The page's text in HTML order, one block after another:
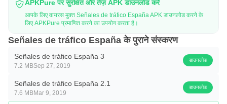
APKPure पर सुरक्षित और तेज़ APK डाउनलोड करें
आपके लिए वायरस मुक्त Señales de tráfico España APK डाउनलोड करने के
लिए APKPure प्रमाणित करने का उपयोग करता है।
Señales de tráfico España के पुराने संस्करण
Señales de tráfico España 3
7.2 MBSep 27, 2019
डाउनलोड
Señales de tráfico España 2.1
7.6 MBMar 9, 2019
डाउनलोड